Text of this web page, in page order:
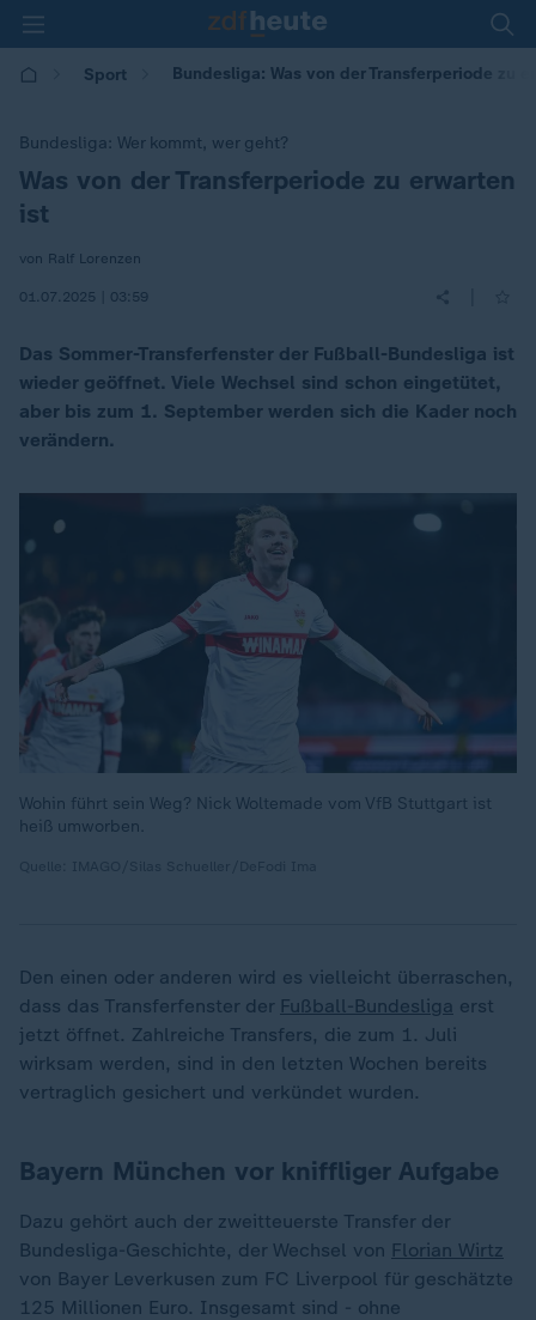
Sport Bundesliga: Was von der Transferperiode zu
Bundesliga: Wer kommt, wer geht?
:
Was von der Transferperiode zu erwarten
ist
von Ralf Lorenzen
01.07.2025 | 03:59
Das Sommer-Transferfenster der Fußball-Bundesliga ist
wieder geöffnet. Viele Wechsel sind schon eingetütet,
aber bis zum 1. September werden sich die Kader noch
verändern.
Wohin führt sein Weg? Nick Woltemade vom VfB Stuttgart ist
heiß umworben.
Den einen oder anderen wird es vielleicht überraschen,
dass das Transferfenster der Fußball-Bundesliga erst
jetzt öffnet. Zahlreiche Transfers, die zum 1. Juli
wirksam werden, sind in den letzten Wochen bereits
vertraglich gesichert und verkündet wurden.
Bayern München vor kniffliger Aufgabe
Dazu gehört auch der zweitteuerste Transfer der
Bundesliga-Geschichte, der Wechsel von Florian Wirtz
von Bayer Leverkusen zum FC Liverpool für geschätzte
125 Millionen Euro. Insgesamt sind - ohne